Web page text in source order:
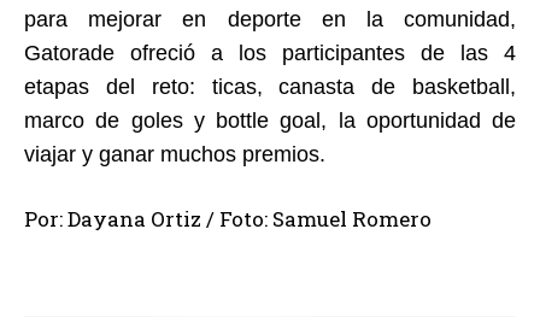
para mejorar en deporte en la comunidad,
Gatorade ofreció a los participantes de las 4
etapas del reto: ticas, canasta de basketball,
marco de goles y bottle goal, la oportunidad de
viajar y ganar muchos premios.
Por: Dayana Ortiz / Foto: Samuel Romero